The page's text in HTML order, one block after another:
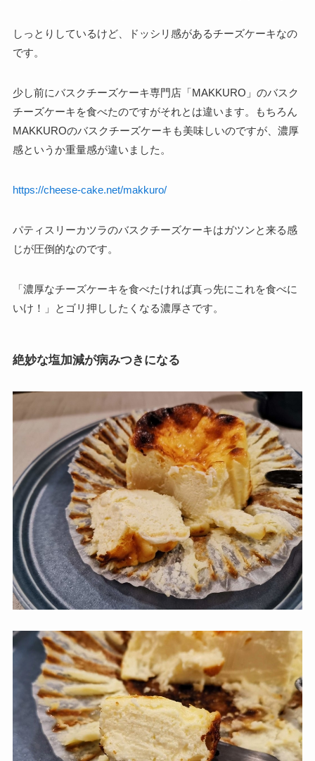
しっとりしているけど、ドッシリ感があるチーズケーキなの
です。
少し前にバスクチーズケーキ専門店「MAKKURO」のバスク
チーズケーキを食べたのですがそれとは違います。もちろん
MAKKUROのバスクチーズケーキも美味しいのですが、濃厚
感というか重量感が違いました。
https://cheese-cake.net/makkuro/
パティスリーカツラのバスクチーズケーキはガツンと来る感
じが圧倒的なのです。
「濃厚なチーズケーキを食べたければ真っ先にこれを食べに
いけ！」とゴリ押ししたくなる濃厚さです。
絶妙な塩加減が病みつきになる